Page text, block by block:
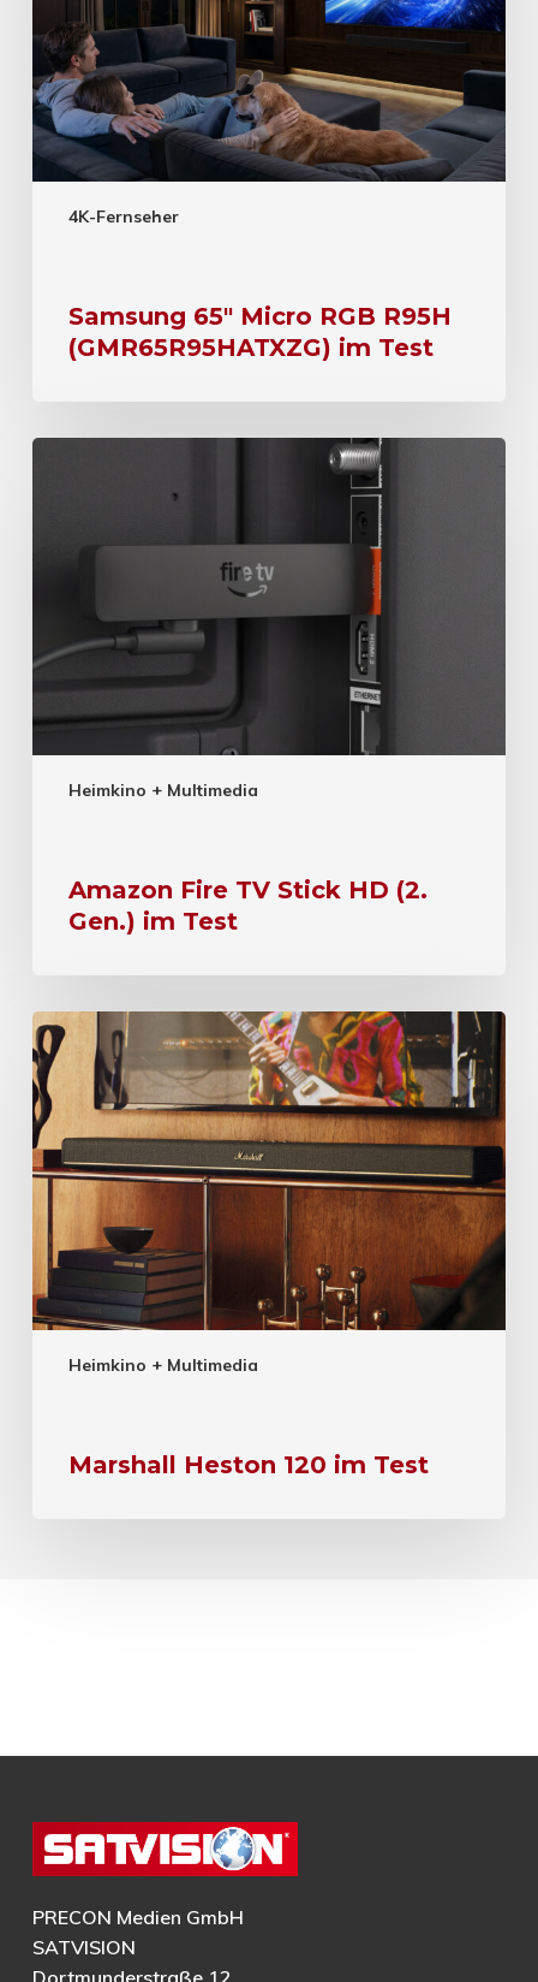
4K-Fernseher
Samsung 65″ Micro RGB R95H
(GMR65R95HATXZG) im Test
Heimkino + Multimedia
Amazon Fire TV Stick HD (2.
Gen.) im Test
Heimkino + Multimedia
Marshall Heston 120 im Test
PRECON Medien GmbH
SATVISION